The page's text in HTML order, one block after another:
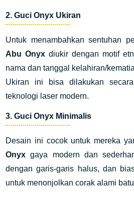
2.Guci Onyx Ukiran
Untuk menambahkan sentuhan
Abu Onyx diukir dengan motif
nama dan tanggal kelahiran/
Ukiran ini bisa dilakukan
teknologi laser modern.
3.Guci Onyx Minimalis
Desain ini cocok untuk mereka
Onyxgaya modern dan
dengan garis-garis halus, dan
untuk menonjolkan corak alami